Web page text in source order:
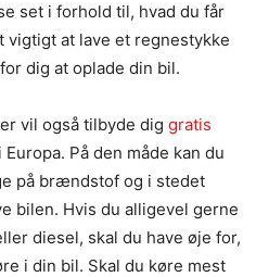
set i forhold til, hvad du får
vigtigt at lave et regnestykke
dig at oplade din bil.
vil også tilbyde dig gratis
På den måde kan du
på brændstof og i stedet
bilen. Hvis du alligevel gerne
diesel, skal du have øje for,
i din bil. Skal du køre mest